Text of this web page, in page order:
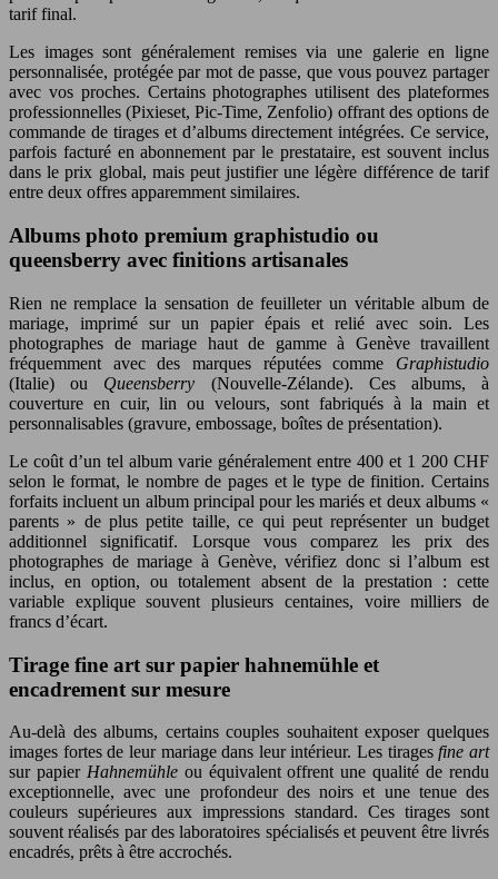
tarif final.
Les images sont généralement remises via une galerie en ligne
personnalisée, protégée par mot de passe, que vous pouvez partager
avec vos proches. Certains photographes utilisent des plateformes
professionnelles (Pixieset, Pic-Time, Zenfolio) offrant des options de
commande de tirages et d’albums directement intégrées. Ce service,
parfois facturé en abonnement par le prestataire, est souvent inclus
dans le prix global, mais peut justifier une légère différence de tarif
entre deux offres apparemment similaires.
Albums photo premium graphistudio ou
queensberry avec finitions artisanales
Rien ne remplace la sensation de feuilleter un véritable album de
mariage, imprimé sur un papier épais et relié avec soin. Les
photographes de mariage haut de gamme à Genève travaillent
fréquemment avec des marques réputées comme Graphistudio
(Italie) ou Queensberry (Nouvelle-Zélande). Ces albums, à
couverture en cuir, lin ou velours, sont fabriqués à la main et
personnalisables (gravure, embossage, boîtes de présentation).
Le coût d’un tel album varie généralement entre 400 et 1 200 CHF
selon le format, le nombre de pages et le type de finition. Certains
forfaits incluent un album principal pour les mariés et deux albums «
parents » de plus petite taille, ce qui peut représenter un budget
additionnel significatif. Lorsque vous comparez les prix des
photographes de mariage à Genève, vérifiez donc si l’album est
inclus, en option, ou totalement absent de la prestation : cette
variable explique souvent plusieurs centaines, voire milliers de
francs d’écart.
Tirage fine art sur papier hahnemühle et
encadrement sur mesure
Au-delà des albums, certains couples souhaitent exposer quelques
images fortes de leur mariage dans leur intérieur. Les tirages fine art
sur papier Hahnemühleou équivalent offrent une qualité de rendu
exceptionnelle, avec une profondeur des noirs et une tenue des
couleurs supérieures aux impressions standard. Ces tirages sont
souvent réalisés par des laboratoires spécialisés et peuvent être livrés
encadrés, prêts à être accrochés.